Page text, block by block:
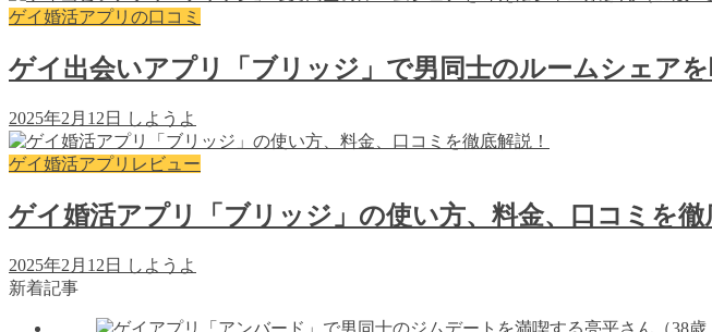
ゲイ婚活アプリの口コミ
ゲイ出会いアプリ「ブリッジ」で男同士のルームシェア
2025年2月12日 しようよ
ゲイ婚活アプリレビュー
ゲイ婚活アプリ「ブリッジ」の使い方、料金、口コミを徹
2025年2月12日
しようよ
新着記事